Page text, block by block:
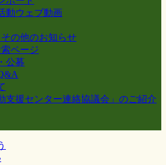
動ウェブ動画
の他のお知らせ
ページ
公募
支援センター連絡協議会」のご紹介